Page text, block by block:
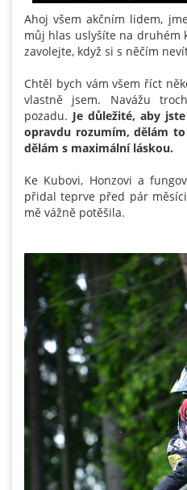
Ahoj všem akčním lidem,
můj hlas uslyšíte na druhém
zavolejte, když si s něčím
Chtěl bych vám všem říct
vlastně jsem. Navážu
pozadu. Je důležité, aby
opravdu rozumím, dělám
dělám s maximální láskou.
Ke Kubovi, Honzovi a
přidal teprve před pár
mě vážně potěšila.